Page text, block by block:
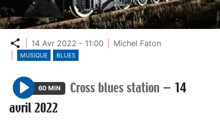
Partager
14 Avr 2022 - 11:00 Michel Faton
MUSIQUE BLUES
P
l
60 MIN Cross blues station — 14
avril 2022